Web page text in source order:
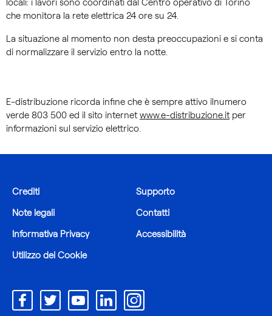
locali: i lavori sono coordinati dal Centro operativo di Torino
che monitora la rete elettrica 24 ore su 24.
La situazione al momento non desta preoccupazioni e si conta
di normalizzare il servizio entro la notte.
E-distribuzione ricorda infine che è sempre attivo ilnumero
verde 803 500 ed il sito internetwww.e-distribuzione.itper
informazioni sul servizio elettrico.
Crediti
Note legali
Informativa Privacy
Utilizzo dei Cookie
Supporto
Contatti
Accessibilità